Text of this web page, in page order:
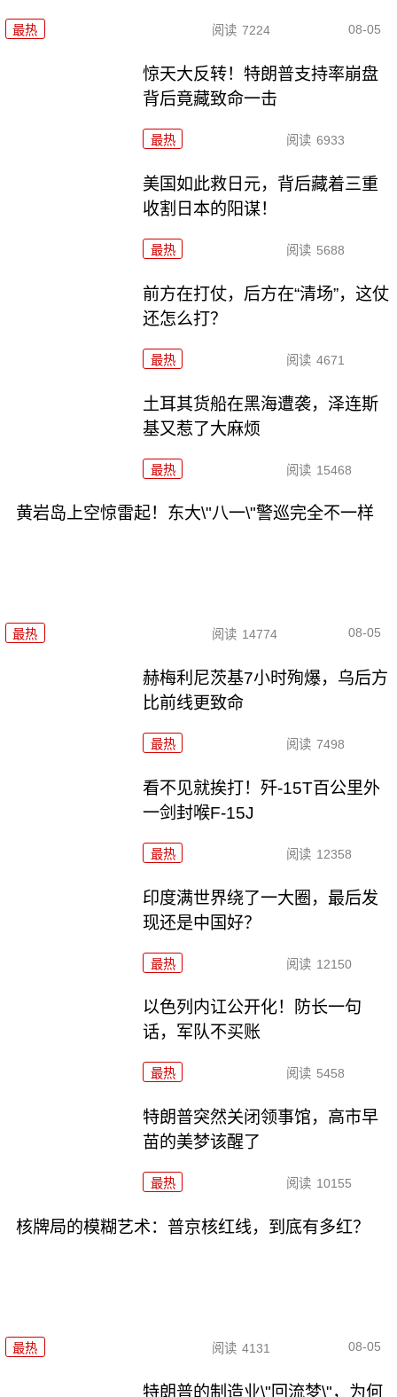
最热 阅读 7224 08-05
惊天大反转！特朗普支持率崩盘
背后竟藏致命一击
最热 阅读 6933
美国如此救日元，背后藏着三重
收割日本的阳谋！
最热 阅读 5688
前方在打仗，后方在“清场”，这仗
还怎么打？
最热 阅读 4671
土耳其货船在黑海遭袭，泽连斯
基又惹了大麻烦
最热 阅读 15468
黄岩岛上空惊雷起！东大\"八一\"警巡完全不一样
最热 阅读 14774 08-05
赫梅利尼茨基7小时殉爆，乌后方
比前线更致命
最热 阅读 7498
看不见就挨打！歼-15T百公里外
一剑封喉F-15J
最热 阅读 12358
印度满世界绕了一大圈，最后发
现还是中国好？
最热 阅读 12150
以色列内讧公开化！防长一句
话，军队不买账
最热 阅读 5458
特朗普突然关闭领事馆，高市早
苗的美梦该醒了
最热 阅读 10155
核牌局的模糊艺术：普京核红线，到底有多红？
最热 阅读 4131 08-05
特朗普的制造业\"回流梦\"，为何